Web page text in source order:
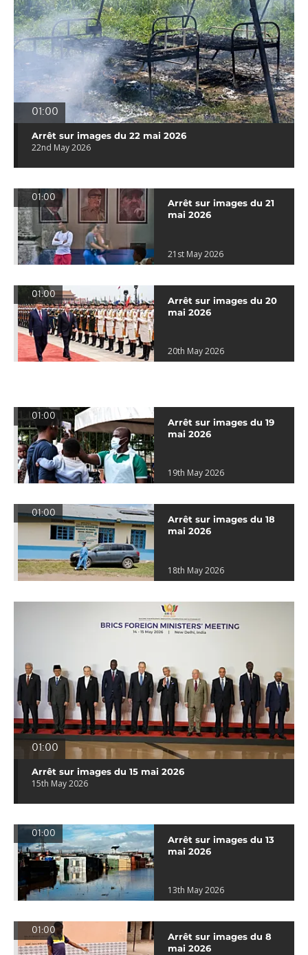
01:00
Arrêt sur images du 22 mai 2026
22nd May 2026
01:00
Arrêt sur images du 21
mai 2026
21st May 2026
01:00
Arrêt sur images du 20
mai 2026
20th May 2026
01:00
Arrêt sur images du 19
mai 2026
19th May 2026
01:00
Arrêt sur images du 18
mai 2026
18th May 2026
01:00
Arrêt sur images du 15 mai 2026
15th May 2026
01:00
Arrêt sur images du 13
mai 2026
13th May 2026
01:00
Arrêt sur images du 8
mai 2026